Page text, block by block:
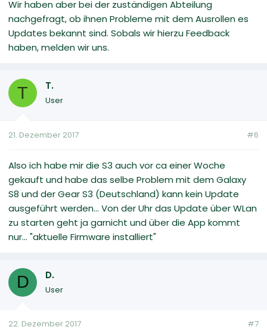
Wir haben aber bei der zuständigen Abteilung
nachgefragt, ob ihnen Probleme mit dem Ausrollen es
Updates bekannt sind. Sobals wir hierzu Feedback
haben, melden wir uns.
T T.
User
21. Dezember 2017 #6
Also ich habe mir die S3 auch vor ca einer Woche
gekauft und habe das selbe Problem mit dem Galaxy
S8 und der Gear S3 (Deutschland) kann kein Update
ausgeführt werden... Von der Uhr das Update über WLan
zu starten geht ja garnicht und über die App kommt
nur... "aktuelle Firmware installiert"
D D.
User
22. Dezember 2017 #7